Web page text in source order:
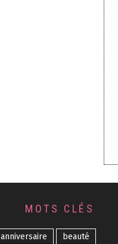
MOTS CLÉS
anniversaire
beauté